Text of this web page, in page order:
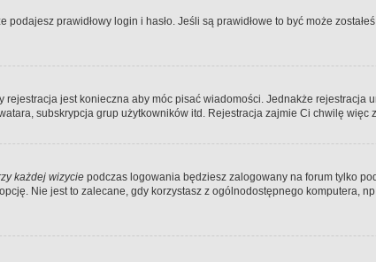
prawidłowy login i hasło. Jeśli są prawidłowe to być może
rejestracja jest konieczna aby móc pisać wiadomości. Jednakże
subskrypcja grup użytkowników itd. Rejestracja zajmie Ci chwilę więc
każdej wizycie podczas logowania będziesz zalogowany na forum tylko
Nie jest to zalecane, gdy korzystasz z ogólnodostępnego komputera,